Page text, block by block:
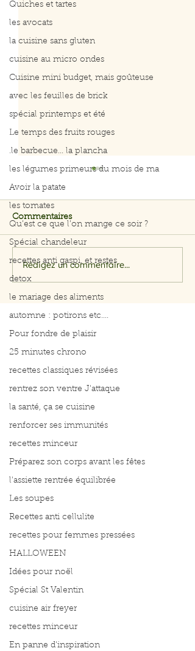
Quiches et tartes
les avocats
la cuisine sans gluten
cuisine au micro ondes
Cuisine mini budget, mais goûteuse
avec les feuilles de brick
spécial printemps et été
Le temps des fruits rouges
.le barbecue... la plancha
les légumes primeurs du mois de ma
Avoir la patate
les tomates
Qu’est ce que l’on mange ce soir ?
Spécial chandeleur
recettes anti gaspi, et restes
detox
le mariage des aliments
automne : potirons etc....
Pour fondre de plaisir
25 minutes chrono
recettes classiques révisées
rentrez son ventre J'attaque
la santé, ça se cuisine
renforcer ses immunités
recettes minceur
Préparez son corps avant les fêtes
l'assiette rentrée équilibrée
Les soupes
Recettes anti cellulite
recettes pour femmes pressées
HALLOWEEN
Idées pour noël
Spécial St Valentin
cuisine air freyer
recettes minceur
En panne d'inspiration
Salade rapide d’avocat,
pomme et crevettes
Commentaires
Rédigez un commentaire...